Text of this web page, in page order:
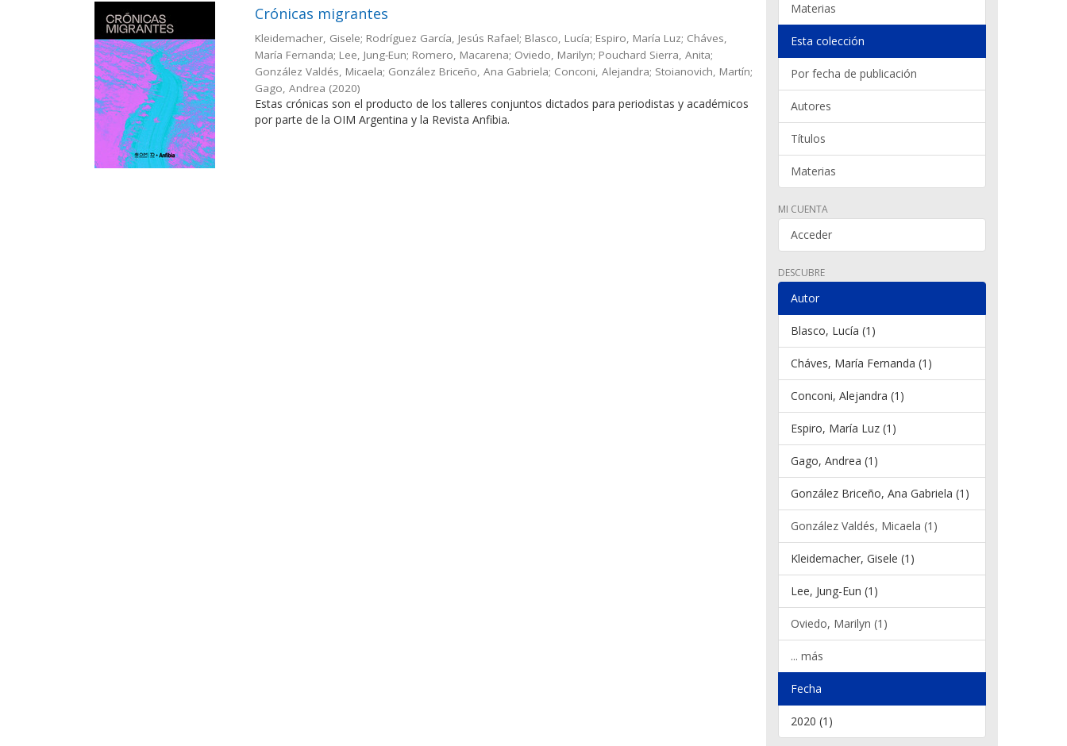
Crónicas migrantes
Kleidemacher, Gisele; Rodríguez García, Jesús Rafael; Blasco, Lucía; Espiro, María Luz; Cháves,
María Fernanda; Lee, Jung-Eun; Romero, Macarena; Oviedo, Marilyn; Pouchard Sierra, Anita;
González Valdés, Micaela; González Briceño, Ana Gabriela; Conconi, Alejandra; Stoianovich, Martín;
Gago, Andrea (2020)
Estas crónicas son el producto de los talleres conjuntos dictados para periodistas y académicos
por parte de la OIM Argentina y la Revista Anfibia.
Materias
Esta colección
Por fecha de publicación
Autores
Títulos
Materias
MI CUENTA
Acceder
DESCUBRE
Autor
Blasco, Lucía (1)
Cháves, María Fernanda (1)
Conconi, Alejandra (1)
Espiro, María Luz (1)
Gago, Andrea (1)
González Briceño, Ana Gabriela (1)
González Valdés, Micaela (1)
Kleidemacher, Gisele (1)
Lee, Jung-Eun (1)
Oviedo, Marilyn (1)
... más
Fecha
2020 (1)